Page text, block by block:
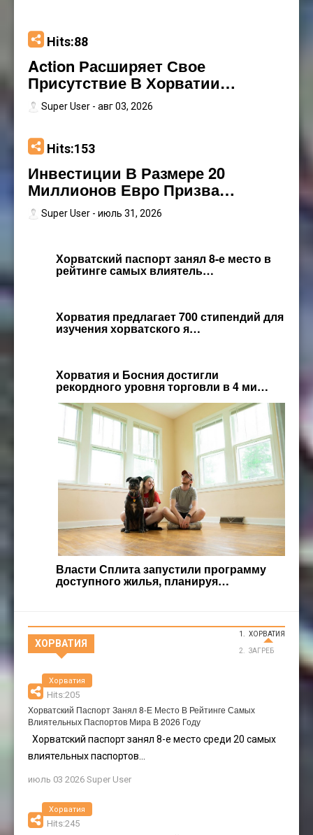
Hits:88
Action Расширяет Свое
Присутствие В Хорватии…
Super User - авг 03, 2026
Hits:153
Инвестиции В Размере 20
Миллионов Евро Призва…
Super User - июль 31, 2026
Хорватский паспорт занял 8-е место в
рейтинге самых влиятель…
Хорватия предлагает 700 стипендий для
изучения хорватского я…
Хорватия и Босния достигли
рекордного уровня торговли в 4 ми…
Власти Сплита запустили программу
доступного жилья, планируя…
ХОРВАТИЯ
ХОРВАТИЯ
ЗАГРЕБ
Hits:205
Хорватский Паспорт Занял 8-Е Место В Рейтинге Самых
Влиятельных Паспортов Мира В 2026 Году
Хорватский паспорт занял 8-е место среди 20 самых
влиятельных паспортов...
июль 03 2026
Хорватия
Super User
Hits:245
Хорватия